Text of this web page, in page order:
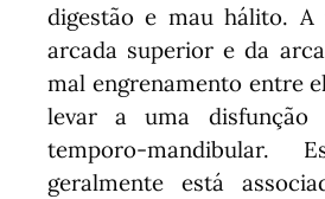
digestão e mau hálito. A
arcada superior e da
mal engrenamento entre
levar a uma disfunção
temporo-mandibular.
geralmente está